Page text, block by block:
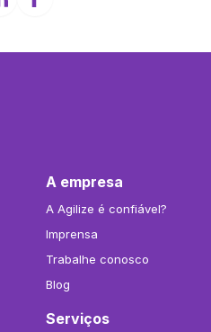
A empresa
A Agilize é confiável?
Imprensa
Trabalhe conosco
Blog
Serviços